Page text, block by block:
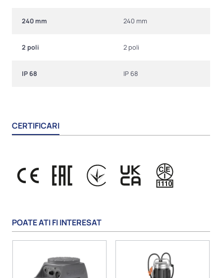
240 mm 240 mm
2 poli 2 poli
IP 68 IP 68
CERTIFICARI
POATE ATI FI INTERESAT